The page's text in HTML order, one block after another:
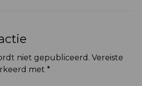
niet gepubliceerd. Vereiste
met*